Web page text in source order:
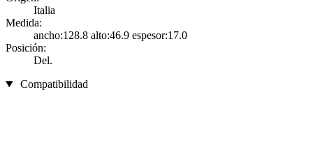
Italia
Medida:
ancho:128.8 alto:46.9 espesor:17.0
Posición:
Del.
Compatibilidad